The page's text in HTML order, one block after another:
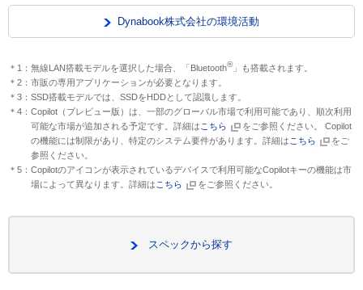
Dynabook株式会社の環境活動
＊1：無線LAN搭載モデルを選択した場合、「Bluetooth®」も搭載されます。
＊2：市販の専用アプリケーションが必要となります。
＊3：SSD搭載モデルでは、SSDをHDDとして認識します。
＊4：Copilot（プレビュー版）は、一部のグローバル市場で利用可能であり、順次利用
可能な市場が追加される予定です。詳細は こちら
をご参照ください。 Copilot
の機能には制限があり、特定のシステム要件があります。詳細は こちら
をご
参照ください。
＊5：Copilotのアイコンが表示されているデバイスで利用可能なCopilotキーの機能は市
場によって異なります。詳細は こちら をご参照ください。
スペックから探す